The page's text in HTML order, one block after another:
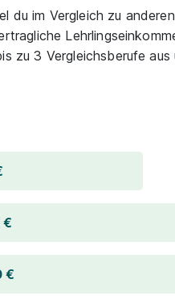
du im Vergleich zu
zu 3 Vergleichsberufe
€
€